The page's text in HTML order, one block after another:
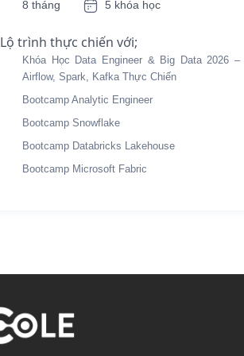
8 tháng 5 khóa học
Lộ trình thực chiến với;
Khóa Học Data Engineer & Big Data 2026 –
Airflow, Spark, Kafka Thực Chiến
Bootcamp Analytic Engineer
Bootcamp Snowflake
Bootcamp Databricks Lakehouse
Bootcamp Microsoft Fabric